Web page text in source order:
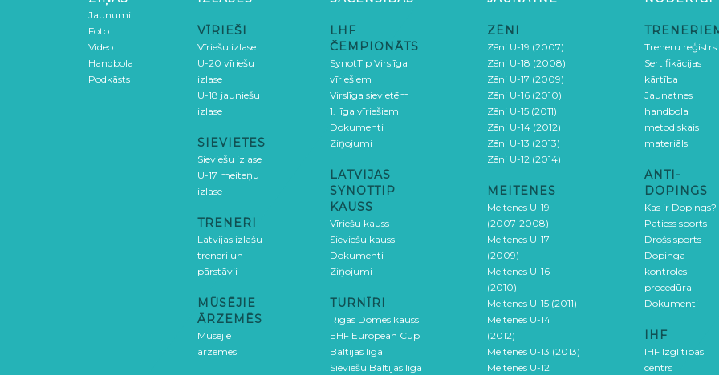
Jaunumi
Foto
Video
Handbola
Podkāsts
VĪRIEŠI
Vīriešu izlase
U-20 vīriešu
izlase
U-18 jauniešu
izlase
SIEVIETES
Sieviešu izlase
U-17 meiteņu
izlase
TRENERI
Latvijas izlašu
treneri un
pārstāvji
MŪSĒJIE
ĀRZEMĒS
Mūsējie
ārzemēs
LHF
ČEMPIONĀTS
SynotTip Virslīga
vīriešiem
Virslīga sievietēm
1. līga vīriešiem
Dokumenti
Ziņojumi
LATVIJAS
SYNOTTIP
KAUSS
Vīriešu kauss
Sieviešu kauss
Dokumenti
Ziņojumi
TURNĪRI
Rīgas Domes kauss
EHF European Cup
Baltijas līga
Sieviešu Baltijas līga
ZĒNI
Zēni U-19 (2007)
Zēni U-18 (2008)
Zēni U-17 (2009)
Zēni U-16 (2010)
Zēni U-15 (2011)
Zēni U-14 (2012)
Zēni U-13 (2013)
Zēni U-12 (2014)
MEITENES
Meitenes U-19
(2007-2008)
Meitenes U-17
(2009)
Meitenes U-16
(2010)
Meitenes U-15 (2011)
Meitenes U-14
(2012)
Meitenes U-13 (2013)
Meitenes U-12
Treneru reģistrs
Sertifikācijas
kārtība
Jaunatnes
handbola
metodiskais
materiāls
ANTI-
DOPINGS
Kas ir Dopings?
Patiess sports
Drošs sports
Dopinga
kontroles
procedūra
Dokumenti
IHF
IHF Izglītības
centrs